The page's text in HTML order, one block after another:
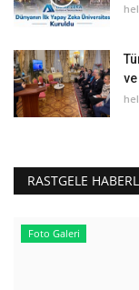
RASTGELE
Foto Galeri